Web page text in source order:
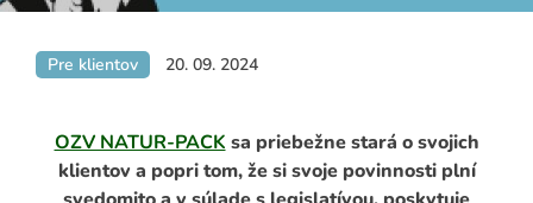
Pre klientov 20. 09. 2024
OZV NATUR-PACK sa priebežne stará o svojich
klientov a popri tom, že si svoje povinnosti plní